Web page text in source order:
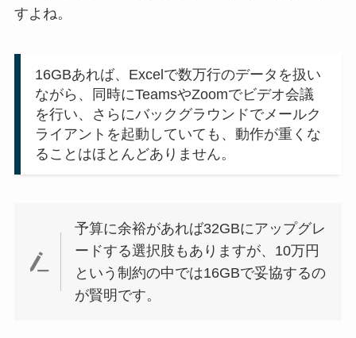
すよね。
16GBあれば、Excelで数万行のデータを扱い
ながら、同時にTeamsやZoomでビデオ会議
を行い、さらにバックグラウンドでメールク
ライアントを起動していても、動作が重くな
ることはほとんどありません。
予算に余裕があれば32GBにアップグレ
ードする選択肢もありますが、10万円
という制約の中では16GBで妥協するの
が賢明です。